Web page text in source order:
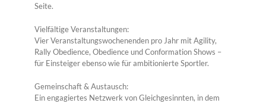
Seite.
Vielfältige Veranstaltungen:
Vier Veranstaltungswochenenden pro Jahr mit Agility,
Rally Obedience, Obedience und Conformation Shows –
für Einsteiger ebenso wie für ambitionierte Sportler.
Gemeinschaft & Austausch:
Ein engagiertes Netzwerk von Gleichgesinnten, in dem